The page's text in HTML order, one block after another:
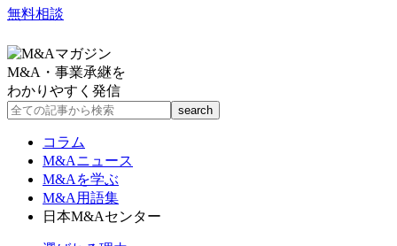
無料相談
M&A・事業承継を
わかりやすく発信
コラム
M&Aニュース
M&Aを学ぶ
M&A用語集
日本M&Aセンター